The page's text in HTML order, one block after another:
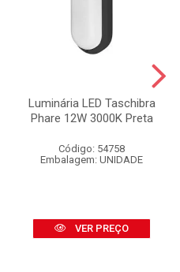
Luminária LED Taschibra
Phare 12W 3000K Preta
Código: 54758
Embalagem: UNIDADE
VER PREÇO